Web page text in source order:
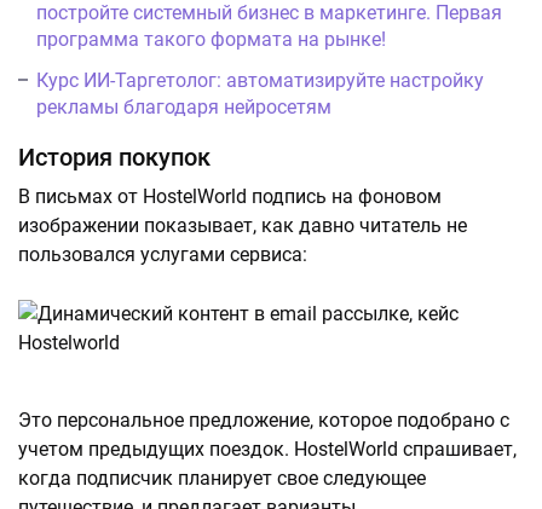
постройте системный бизнес в маркетинге. Первая
программа такого формата на рынке!
Курс ИИ-Таргетолог: автоматизируйте настройку
рекламы благодаря нейросетям
История покупок
В письмах от HostelWorld подпись на фоновом
изображении показывает, как давно читатель не
пользовался услугами сервиса:
Это персональное предложение, которое подобрано с
учетом предыдущих поездок. HostelWorld спрашивает,
когда подписчик планирует свое следующее